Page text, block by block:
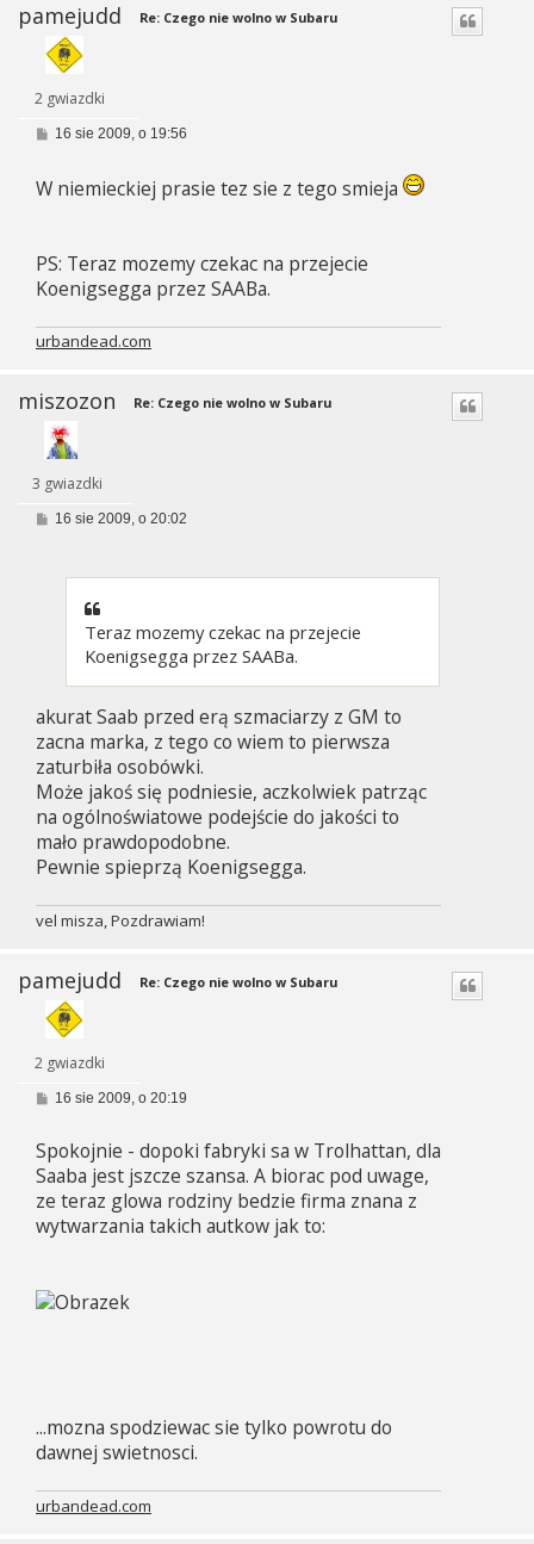
pamejudd
2 gwiazdki
Re: Czego nie wolno w Subaru
P
t
16 sie 2009, o 19:56
W niemieckiej prasie tez sie z tego smieja
PS: Teraz mozemy czekac na przejecie
Koenigsegga przez SAABa.
urbandead.com
miszozon
3 gwiazdki
Re: Czego nie wolno w Subaru
P16 sie 2009, o 20:02
Teraz mozemy czekac na przejecie
Koenigsegga przez SAABa.
akurat Saab przed erą szmaciarzy z GM to
zacna marka, z tego co wiem to pierwsza
zaturbiła osobówki.
Może jakoś się podniesie, aczkolwiek patrząc
na ogólnoświatowe podejście do jakości to
mało prawdopodobne.
Pewnie spieprzą Koenigsegga.
vel misza, Pozdrawiam!
pamejudd
2 gwiazdki
Re: Czego nie wolno w Subaru
P
t
16 sie 2009, o 20:19
Spokojnie - dopoki fabryki sa w Trolhattan, dla
Saaba jest jszcze szansa. A biorac pod uwage,
ze teraz glowa rodziny bedzie firma znana z
wytwarzania takich autkow jak to:
...mozna spodziewac sie tylko powrotu do
dawnej swietnosci.
urbandead.com